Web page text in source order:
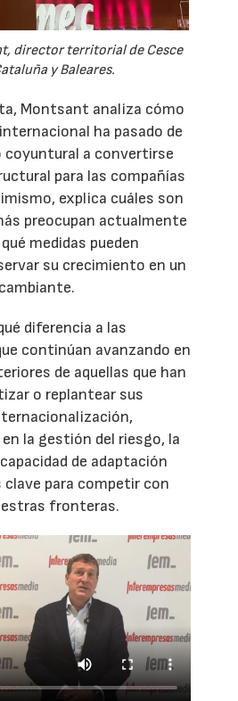
director territorial de Cesce
y Baleares.
Montsant analiza cómo
ha pasado de
coyuntural a convertirse
para las compañías
explica cuáles son
preocupan actualmente
medidas pueden
su crecimiento en un
diferencia a las
continúan avanzando en
de aquellas que han
o replantear sus
la gestión del riesgo, la
de adaptación
para competir con
fronteras.